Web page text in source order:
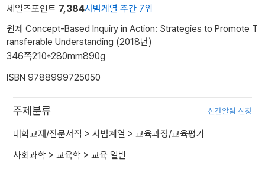
세일즈포인트 7,384사범계열 주간 7위
원제 Concept-Based Inquiry in Action: Strategies to Promote T
ransferable Understanding (2018년)
346쪽210*280mm890g
ISBN 9788999725050
주제분류 신간알림 신청
대학교재/전문서적 > 사범계열 > 교육과정/교육평가
사회과학 > 교육학 > 교육 일반